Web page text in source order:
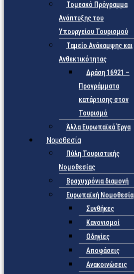
Τομεακό Πρόγραμμα
Ανάπτυξης του
Υπουργείου Τουρισμού
Ταμείο Ανάκαμψης και
Ανθεκτικότητας
Δράση 16921 –
Προγράμματα
κατάρτισης στον
Τουρισμό
Άλλα Ευρωπαϊκά Έργα
Νομοθεσία
Πύλη Τουριστικής
Νομοθεσίας
Βραχυχρόνια διαμονή
Ευρωπαϊκή Νομοθεσία
Συνθήκες
Κανονισμοί
Οδηγίες
Αποφάσεις
Ανακοινώσεις